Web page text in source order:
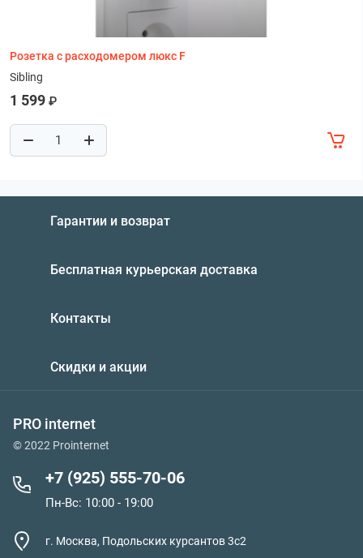
Розетка с расходомером люкс F
Sibling
1 599 ₽
Гарантии и возврат
Бесплатная курьерская доставка
Контакты
Скидки и акции
PRO internet
© 2022 Prointernet
+7 (925) 555-70-06
Пн-Вс: 10:00 - 19:00
г. Москва, Подольских курсантов 3с2